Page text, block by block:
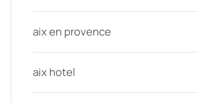
aix en provence
aix hotel